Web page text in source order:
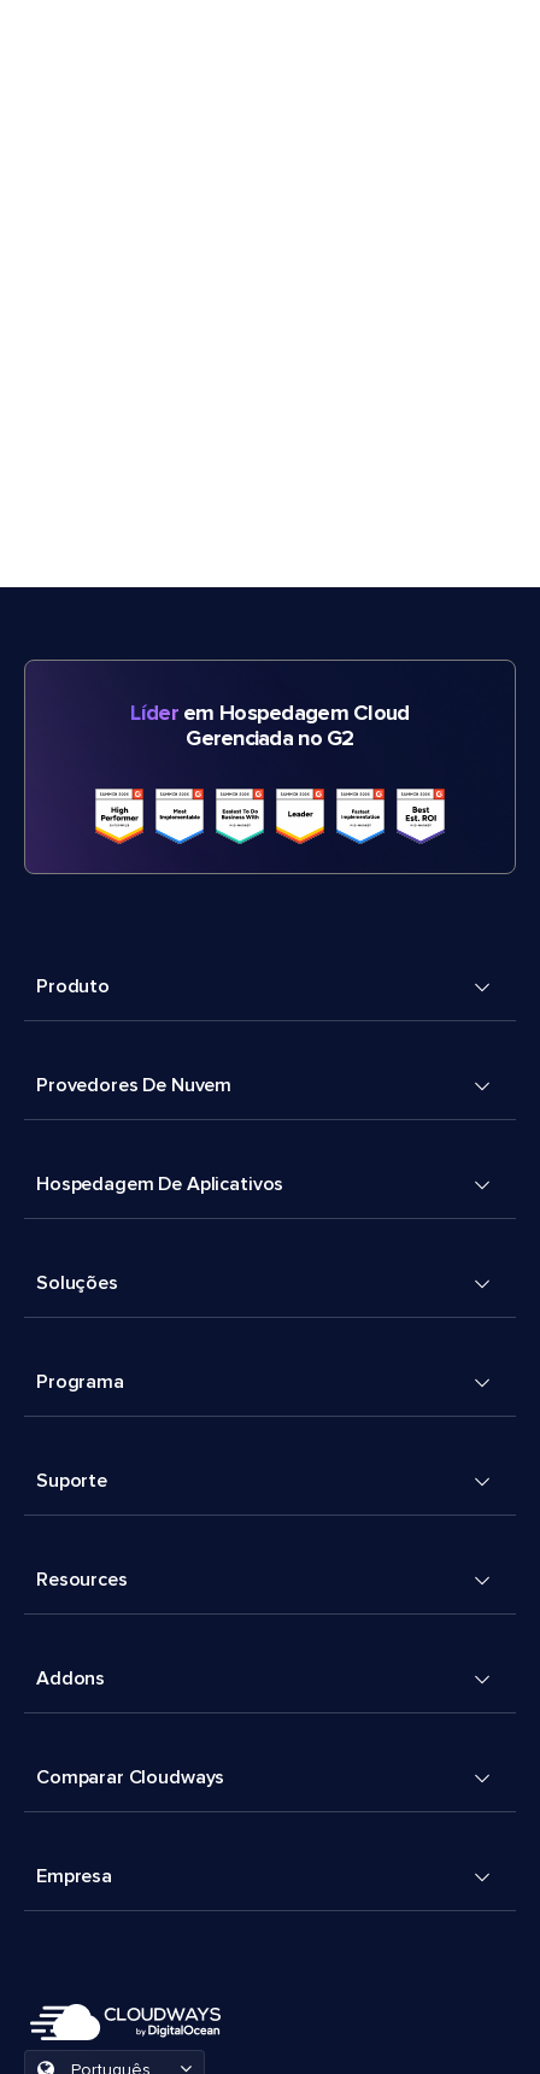
Líderem Hospedagem Cloud
Gerenciada no G2
Produto
Provedores De Nuvem
Hospedagem De Aplicativos
Soluções
Programa
Suporte
Resources
Addons
Comparar Cloudways
Empresa
Português